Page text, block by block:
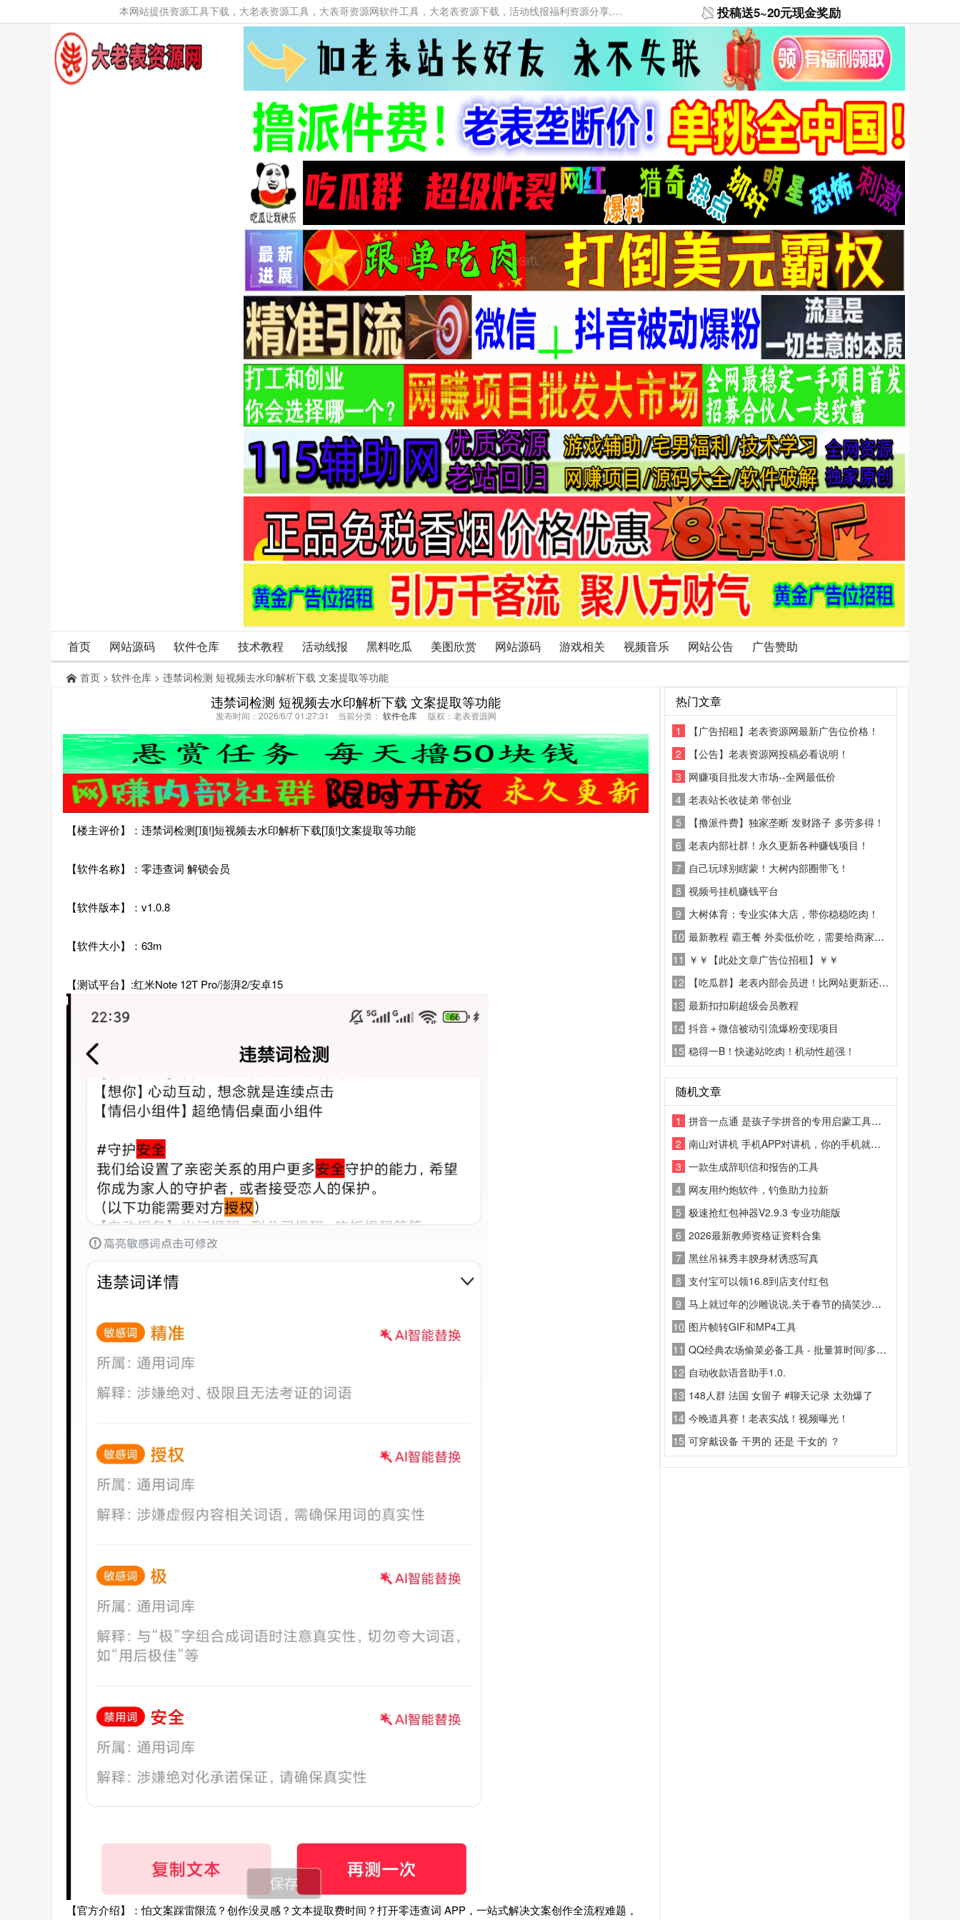
本网站提供资源工具下载，大老表资源工具，大表哥资源网软件工具，大老表资源下载，活动线报福利资源分享,活动线报，大型网游经典游戏，网络热门技术游戏辅助交流与分享。 投稿送5~20元现金奖励
首页 网站源码 软件仓库 技术教程 活动线报 黑料吃瓜 美图欣赏 网站源码 游戏相关 视频音乐 网站公告 广告赞助
首页 > 软件仓库 > 违禁词检测 短视频去水印解析下载 文案提取等功能
违禁词检测 短视频去水印解析下载 文案提取等功能
发布时间：2026/6/7 01:27:31 当前分类： 软件仓库版权：老表资源网
【楼主评价】：违禁词检测[顶!]短视频去水印解析下载[顶!]文案提取等功能
【软件名称】：零违查词 解锁会员
【软件版本】：v1.0.8
【软件大小】：63m
【测试平台】:红米Note 12T Pro/澎湃2/安卓15
【官方介绍】：怕文案踩雷限流？创作没灵感？文本提取费时间？打开零违查词 APP，一站式解决文案创作全流程难题，
热门文章
1
【广告招租】老表资源网最新广告位价格！
2
【公告】老表资源网投稿必看说明！
3 网赚项目批发大市场--全网最低价
4 老表站长收徒弟 带创业
5
【撸派件费】独家垄断 发财路子 多劳多得！
6 老表内部社群！永久更新各种赚钱项目！
7 自己玩球别瞎蒙！大树内部圈带飞！
8 视频号挂机赚钱平台
9 大树体育：专业实体大店，带你稳稳吃肉！
10 最新教程 霸王餐 外卖低价吃，需要给商家好评
11 ￥￥【此处文章广告位招租】￥￥
12
【吃瓜群】老表内部会员进！比网站更新还精彩！
13 最新扣扣刷超级会员教程
14 抖音＋微信被动引流爆粉变现项目
15 稳得一B！快递站吃肉！机动性超强！
随机文章
1
拼音一点通 是孩子学拼音的专用启蒙工具，标准发音、系统教学、趣味练习、，幼小衔接必备，轻松打好语文基础
2 南山对讲机 手机APP对讲机，你的手机就是对讲机
3 一款生成辞职信和报告的工具
4 网友用约炮软件，钓鱼助力拉新
5 极速抢红包神器V2.9.3 专业功能版
6 2026最新教师资格证资料合集
7 黑丝吊袜秀丰腴身材诱惑写真
8 支付宝可以领16.8到店支付红包
9 马上就过年的沙雕说说,关于春节的搞笑沙雕说说
10 图片帧转GIF和MP4工具
11 QQ经典农场偷菜必备工具 - 批量算时间/多好友管理
12 自动收款语音助手1.0.
13 148人群 法国 女留子 #聊天记录 太劲爆了
14 今晚道具赛！老表实战！视频曝光！
15 可穿戴设备 干男的 还是 干女的 ？